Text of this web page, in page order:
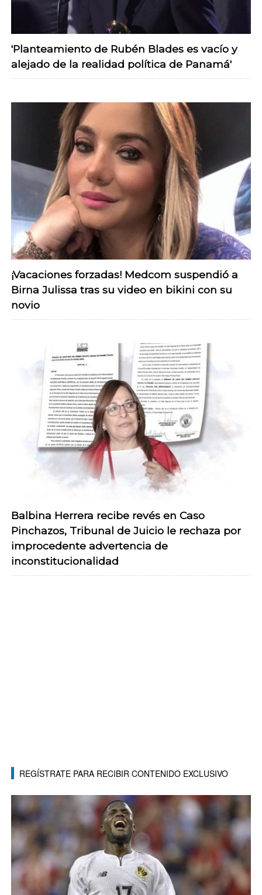
'Planteamiento de Rubén Blades es vacío y
alejado de la realidad política de Panamá'
¡Vacaciones forzadas! Medcom suspendió a
Birna Julissa tras su video en bikini con su
novio
Balbina Herrera recibe revés en Caso
Pinchazos, Tribunal de Juicio le rechaza por
improcedente advertencia de
inconstitucionalidad
REGÍSTRATE PARA RECIBIR CONTENIDO EXCLUSIVO